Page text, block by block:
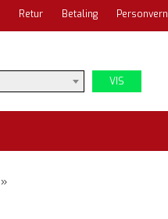
Retur Betaling Personvern
VIS
»